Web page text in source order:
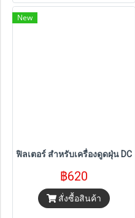
New
ฟิลเตอร์ สำหรับเครื่องดูดฝุ่น
฿620
สั่งซื้อสินค้า